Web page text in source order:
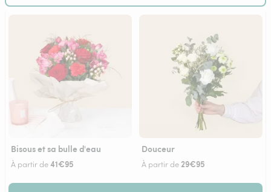
Bisous et sa bulle d'eau
À partir de41€95
Douceur
À partir de 29€95